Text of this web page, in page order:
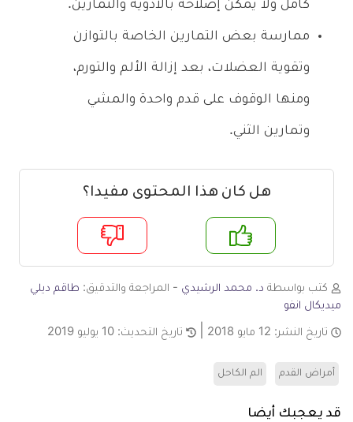
كامل ولا يمكن إصلاحه بالأدوية والتمارين.
ممارسة بعض التمارين الخاصة بالتوازن
وتقوية العضلات، بعد إزالة الألم والتورم،
ومنها الوقوف على قدم واحدة والمشي
وتمارين الثني.
هل كان هذا المحتوى مفيدا؟
لا
كتب بواسطة د. محمد الرشيدي - المراجعة والتدقيق: طاقم ديلي
ميديكال انفو
تاريخ النشر: 12 مايو 2018 تاريخ التحديث: 10 يوليو 2019
أمراض القدم الم الكاحل
قد يعجبك أيضا